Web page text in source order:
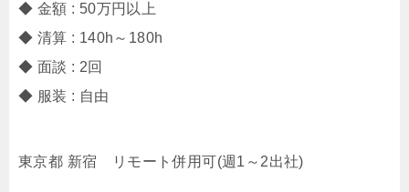
◆ 金額 : 50万円以上
◆ 清算 : 140h～180h
◆ 面談 : 2回
◆ 服装 : 自由
東京都 新宿 リモート併用可(週1～2出社)